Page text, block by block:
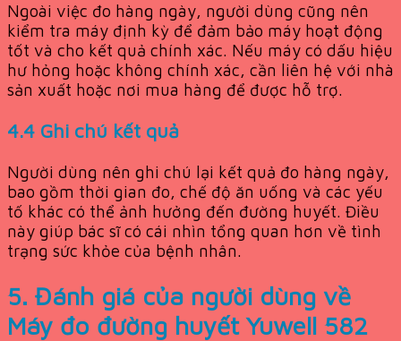
Ngoài việc đo hàng ngày, người dùng cũng nên
kiểm tra máy định kỳ để đảm bảo máy hoạt động
tốt và cho kết quả chính xác. Nếu máy có dấu hiệu
hư hỏng hoặc không chính xác, cần liên hệ với nhà
sản xuất hoặc nơi mua hàng để được hỗ trợ.
4.4 Ghi chú kết quả
Người dùng nên ghi chú lại kết quả đo hàng ngày,
bao gồm thời gian đo, chế độ ăn uống và các yếu
tố khác có thể ảnh hưởng đến đường huyết. Điều
này giúp bác sĩ có cái nhìn tổng quan hơn về tình
trạng sức khỏe của bệnh nhân.
5. Đánh giá của người dùng về
Máy đo đường huyết Yuwell 582